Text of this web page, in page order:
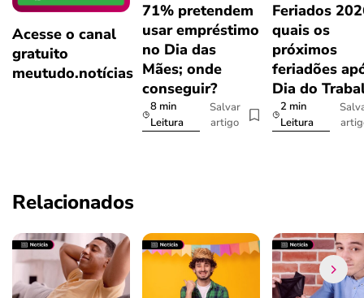
Acesse o canal
gratuito
meutudo.notícias
71% pretendem
usar empréstimo
no Dia das
Mães; onde
conseguir?
8 min
Leitura
Salvar
artigo
Feriados
quais os
próximos
feriadões
Dia do
2 min
Leitura
Relacionados